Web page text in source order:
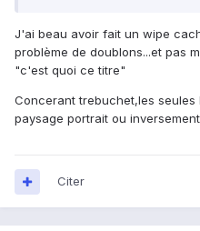
J'ai beau avoir fait un wipe
problème de doublons...et pas
"c'est quoi ce titre"
Concerant trebuchet,les
paysage portrait ou
Citer